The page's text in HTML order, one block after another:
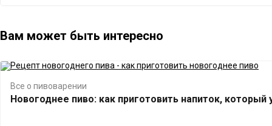
Вам может быть интересно
Все о пивоварении
Новогоднее пиво: как приготовить напиток, который